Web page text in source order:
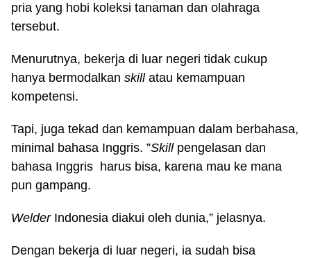
pria yang hobi koleksi tanaman dan olahraga
tersebut.
Menurutnya, bekerja di luar negeri tidak cukup
hanya bermodalkan skillatau kemampuan
kompetensi.
Tapi, juga tekad dan kemampuan dalam berbahasa,
minimal bahasa Inggris. ”Skillpengelasan dan
bahasa Inggris harus bisa, karena mau ke mana
pun gampang.
WelderIndonesia diakui oleh dunia,” jelasnya.
Dengan bekerja di luar negeri, ia sudah bisa